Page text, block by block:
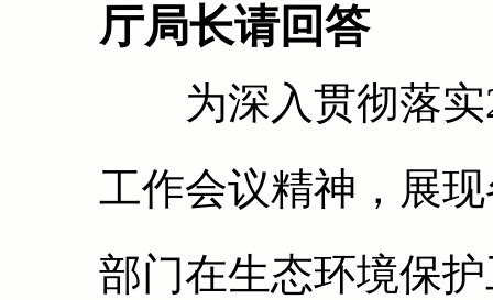
厅局长请回答
为深入贯彻落实
工作会议精神，展
部门在生态环境保